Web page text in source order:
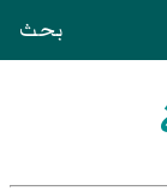
بحث